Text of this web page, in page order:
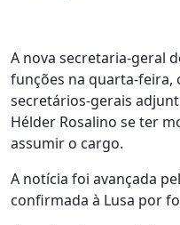
A nova secretaria-geral
funções na quarta-feira,
secretários-gerais
Hélder Rosalino se ter
assumir o cargo.
A notícia foi avançada
confirmada à Lusa por